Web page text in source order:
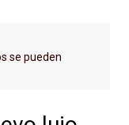
se pueden